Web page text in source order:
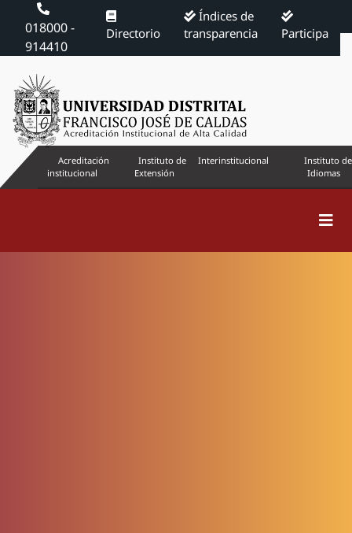
018000 -
914410
Directorio
Índices de
transparencia
Participa
Acreditación
institucional
Instituto de
Extensión
Interinstitucional
Instituto de
Idiomas